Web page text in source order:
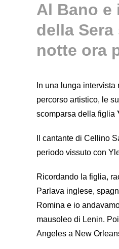
Al Bano e
della
notte ora
In una lunga
percorso artistico, le
scomparsa della figlia
Il cantante di Cellino
periodo vissuto con
Ricordando la figlia,
Parlava inglese,
Romina e io
mausoleo di Lenin.
Angeles a New